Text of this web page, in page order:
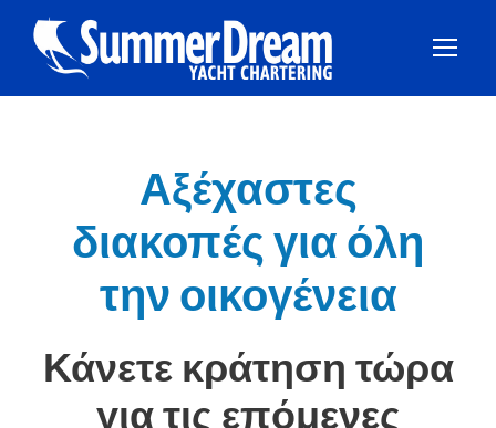
Αξέχαστες
διακοπές για όλη
την οικογένεια
Κάνετε κράτηση τώρα
για τις επόμενες